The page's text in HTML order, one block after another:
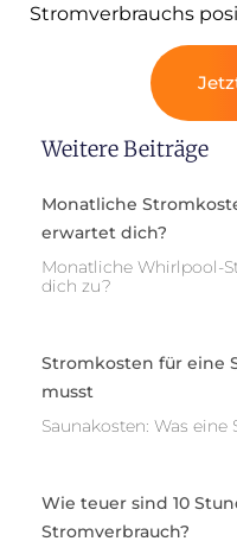
Stromverbrauchs
Weitere Beiträge
Monatliche
erwartet dich?
Monatliche Whirlpool-
dich zu?
Stromkosten für eine
musst
Saunakosten: Was
Wie teuer sind 10
Stromverbrauch?